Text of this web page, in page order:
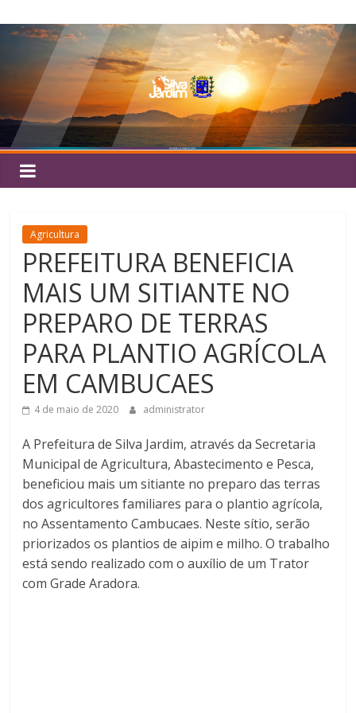
para
conteúdo
Silva
Jardim
Agricultura
PREFEITURA BENEFICIA
MAIS UM SITIANTE NO
PREPARO DE TERRAS
PARA PLANTIO AGRÍCOLA
EM CAMBUCAES
4 de maio de 2020 administrator
A Prefeitura de Silva Jardim, através da Secretaria
Municipal de Agricultura, Abastecimento e Pesca,
beneficiou mais um sitiante no preparo das terras
dos agricultores familiares para o plantio agrícola,
no Assentamento Cambucaes. Neste sítio, serão
priorizados os plantios de aipim e milho. O trabalho
está sendo realizado com o auxílio de um Trator
com Grade Aradora.